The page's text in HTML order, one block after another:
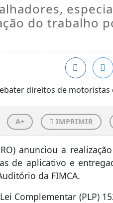
do trabalho
A+ IMPRIMIR
anunciou a
de aplicativo e
da FIMCA.
Complementar (PLP)